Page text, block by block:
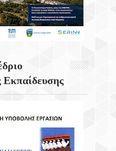
Πάθηση Πίσω
Έλλειψη
Η
Εκπαίδευσης